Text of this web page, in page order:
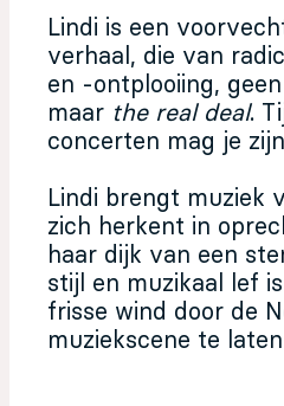
Lindi is een
verhaal, die van
en -ontplooiing,
maar the real deal.
concerten mag je
Lindi brengt muziek
zich herkent in
haar dijk van een
stijl en muzikaal lef
frisse wind door de
muziekscene te